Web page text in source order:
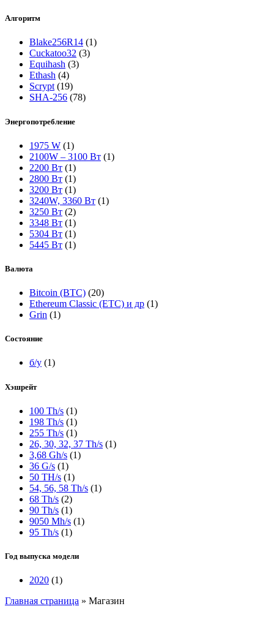
Алгоритм
Blake256R14 (1)
Cuckatoo32 (3)
Equihash (3)
Ethash (4)
Scrypt (19)
SHA-256 (78)
Энергопотребление
1975 W (1)
2100W – 3100 Вт (1)
2200 Вт (1)
2800 Вт (1)
3200 Вт (1)
3240W, 3360 Вт (1)
3250 Вт (2)
3348 Вт (1)
5304 Вт (1)
5445 Вт (1)
Валюта
Bitcoin (BTC) (20)
Ethereum Classic (ETC) и др (1)
Grin (1)
Состояние
б/у (1)
Хэшрейт
100 Th/s (1)
198 Th/s (1)
255 Th/s (1)
26, 30, 32, 37 Th/s (1)
3,68 Gh/s (1)
36 G/s (1)
50 TH/s (1)
54, 56, 58 Th/s (1)
68 Th/s (2)
90 Th/s (1)
9050 Mh/s (1)
95 Th/s (1)
Год выпуска модели
2020 (1)
Главная страница » Магазин